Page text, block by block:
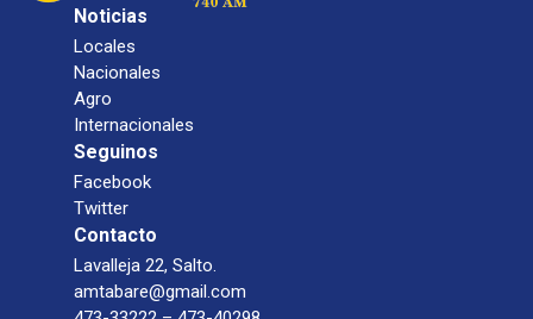
Noticias
Locales
Nacionales
Agro
Internacionales
Seguinos
Facebook
Twitter
Contacto
Lavalleja 22, Salto.
amtabare@gmail.com